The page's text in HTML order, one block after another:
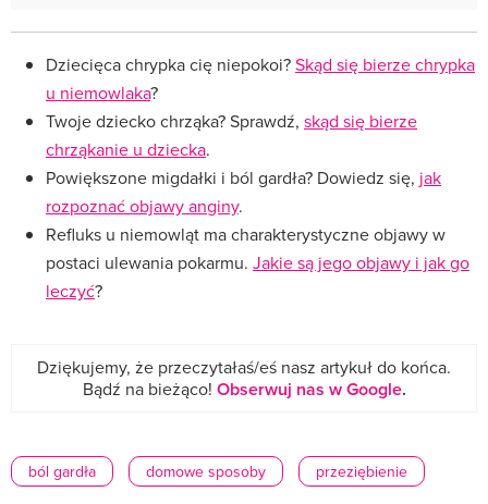
Dziecięca chrypka cię niepokoi?Skąd się bierze chrypka
u niemowlaka?
Twoje dziecko chrząka? Sprawdź, skąd się bierze
chrząkanie u dziecka.
Powiększone migdałki i ból gardła? Dowiedz się, jak
rozpoznać objawy anginy.
Refluks u niemowląt ma charakterystyczne objawy w
postaci ulewania pokarmu. Jakie są jego objawy i jak go
leczyć?
Dziękujemy, że przeczytałaś/eś nasz artykuł do końca.
Bądź na bieżąco! Obserwuj nas w Google.
ból gardła domowe sposoby przeziębienie